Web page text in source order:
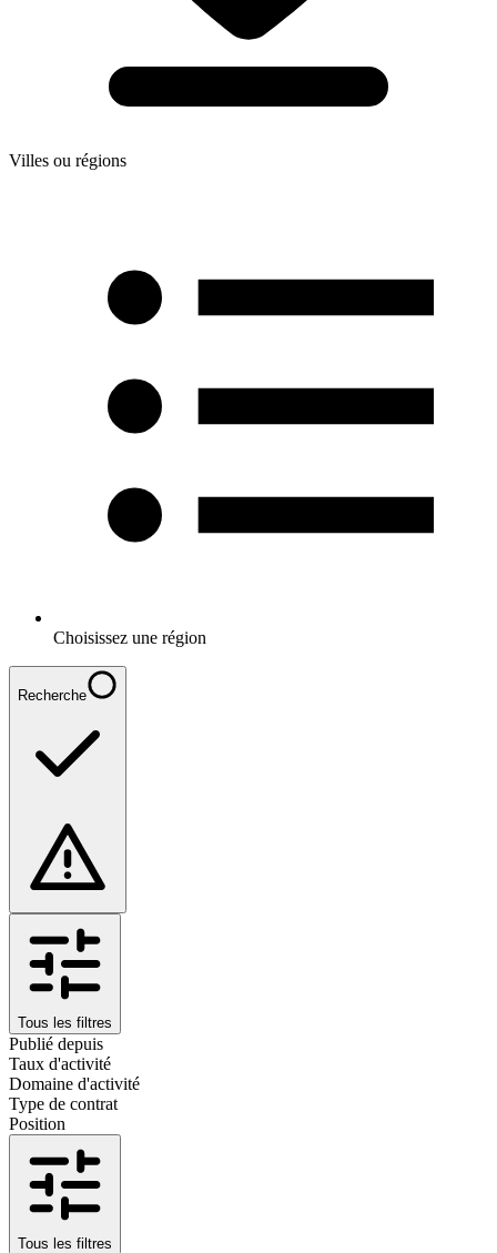
Villes ou régions
Choisissez une région
Recherche
Tous les filtres
Publié depuis
Taux d'activité
Domaine d'activité
Type de contrat
Position
Tous les filtres